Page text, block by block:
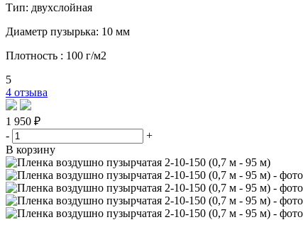
Тип: двухслойная
Диаметр пузырька: 10 мм
Плотность : 100 г/м2
5
4 отзыва
1 950 ₽
-
+
В корзину